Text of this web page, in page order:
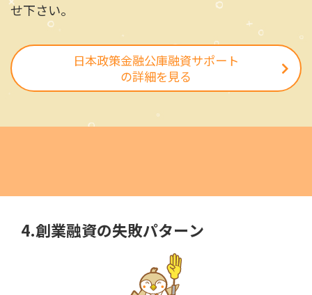
せ下さい。
日本政策金融公庫融資サポート
の詳細を見る
4.創業融資の失敗パターン